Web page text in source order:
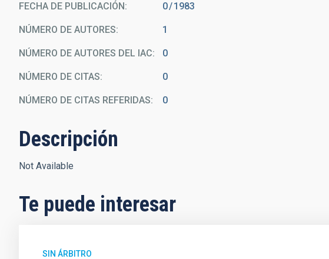
FECHA DE PUBLICACIÓN: 0 1983
NÚMERO DE AUTORES 1
NÚMERO DE AUTORES DEL IAC 0
NÚMERO DE CITAS 0
NÚMERO DE CITAS REFERIDAS 0
Descripción
Not Available
Te puede interesar
SIN ÁRBITRO